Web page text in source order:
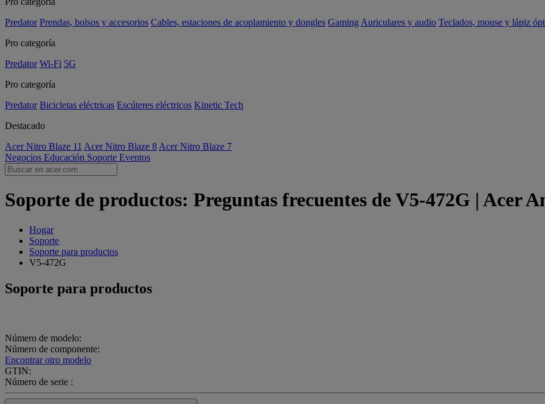
Predator Prendas, bolsos y accesorios Cables, estaciones de acoplamiento y dongles Gaming Auriculares y audio Teclados, mouse y lápiz
Pro categoría
Predator Wi-Fi 5G
Pro categoría
Predator Bicicletas eléctricas Escúteres eléctricos Kinetic Tech
Destacado
Acer Nitro Blaze 11 Acer Nitro Blaze 8 Acer Nitro Blaze 7
Negocios Educación Soporte Eventos
Soporte de productos: Preguntas frecuentes de V5-472G | Acer
Hogar
Soporte
Soporte para productos
V5-472G
Soporte para productos
Número de modelo:
Número de componente:
Encontrar otro modelo
GTIN:
Número de serie :